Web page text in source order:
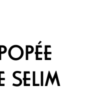
SELIM